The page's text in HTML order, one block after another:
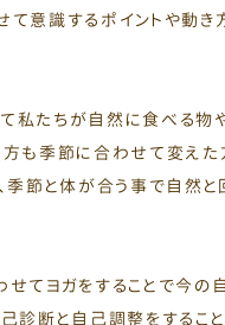
て意識するポイントや動き
私たちが自然に食べる物
方も季節に合わせて変えた
季節と体が合う事で自然と
てヨガをすることで今の
診断と自己調整をするこ